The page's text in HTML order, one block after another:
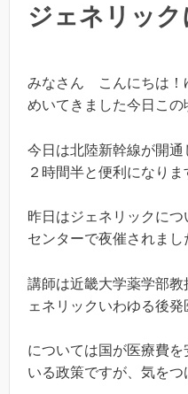
ジェネリッ
みなさん こんにちは！
めいてきました今日この
今日は北陸新幹線が開
２時間半と便利になりま
昨日はジェネリックに
センターで夜催されまし
講師は近畿大学薬学部
ェネリックいわゆる後発
については国が医療費
いる政策ですが、気をつ